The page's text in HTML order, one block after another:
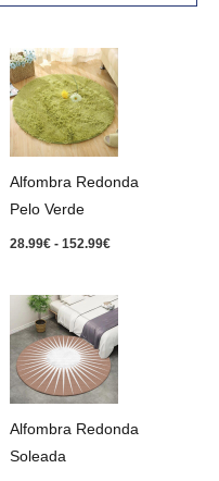
Alfombra Redonda
Pelo Verde
28.99€ - 152.99€
Rango
de
precios:
desde
28.99€
hasta
152.99€
Alfombra Redonda
Soleada
Rango
de
precios:
desde
63.99€
203.99€